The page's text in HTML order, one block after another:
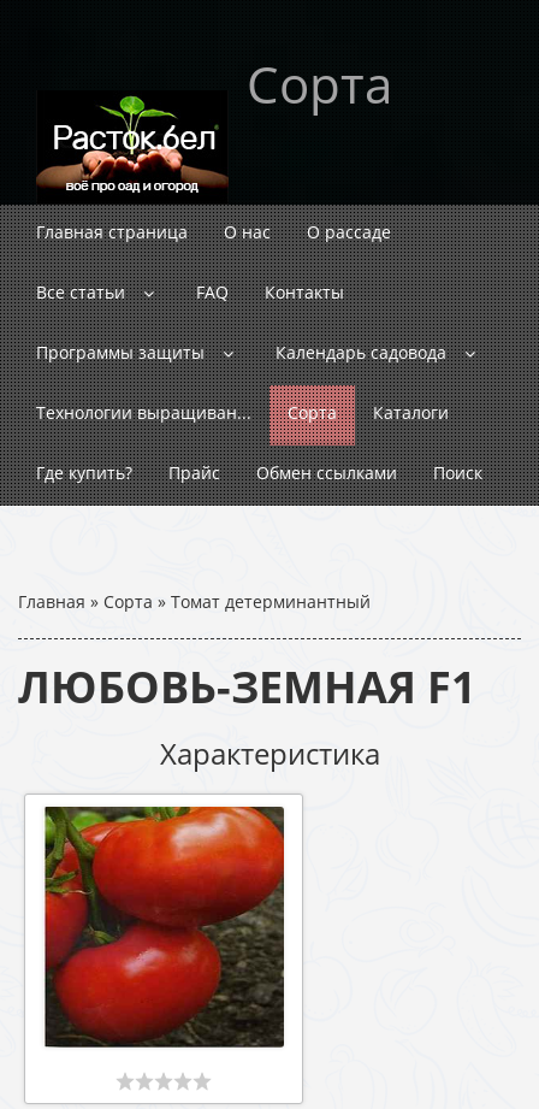
Сорта
Главная страница О нас О рассаде
Все статьи FAQ Контакты
Программы защиты Календарь садовода
Технологии выращиван... Сорта Каталоги
Где купить? Прайс Обмен ссылками Поиск
Главная » Сорта » Томат детерминантный
ЛЮБОВЬ-ЗЕМНАЯ F1
Характеристика